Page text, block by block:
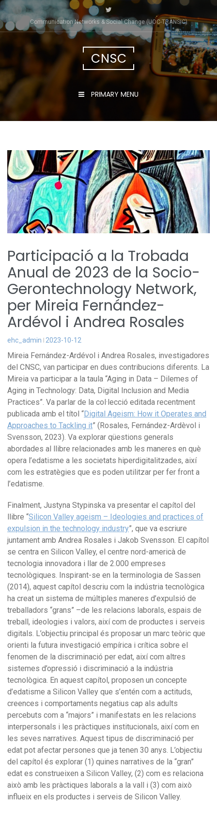
Skip
to
content
Communication Networks & Social Change (UOC-TRÀNSIC)
CNSC
PRIMARY MENU
Participació a la Trobada
Anual de 2023 de la Socio-
Gerontechnology Network,
per Mireia Fernández-
Ardévol i Andrea Rosales
ehc_admin 2023-10-12
Mireia Fernández-Ardévol i Andrea Rosales, investigadores
del CNSC, van participar en dues contribucions diferents. La
Mireia va participar a la taula “Aging in Data – Dilemes of
Aging in Technology: Data, Digital Inclusion and Media
Practices”. Va parlar de la col·lecció editada recentment
publicada amb el títol “Digital Ageism: How it Operates and
Approaches to Tackling it” (Rosales, Fernández-Ardèvol i
Svensson, 2023). Va explorar qüestions generals
abordades al llibre relacionades amb les maneres en què
opera l’edatisme a les societats hiperdigitalitzades, així
com les estratègies que es poden utilitzar per fer front a
l’edatisme.
Finalment, Justyna Stypinska va presentar el capítol del
llibre “Silicon Valley ageism – Ideologies and practices of
expulsion in the technology industry”, que va escriure
juntament amb Andrea Rosales i Jakob Svensson. El capítol
se centra en Silicon Valley, el centre nord-americà de
tecnologia innovadora i llar de 2.000 empreses
tecnològiques. Inspirant-se en la terminologia de Sassen
(2014), aquest capítol descriu com la indústria tecnològica
ha creat un sistema de múltiples maneres d’expulsió de
treballadors “grans” –de les relacions laborals, espais de
treball, ideologies i valors, així com de productes i serveis
digitals. L’objectiu principal és proposar un marc teòric que
orienti la futura investigació empírica i crítica sobre el
fenomen de la discriminació per edat, així com altres
sistemes d’opressió i discriminació a la indústria
tecnològica. En aquest capítol, proposen un concepte
d’edatisme a Silicon Valley que s’entén com a actituds,
creences i comportaments negatius cap als adults
percebuts com a “majors” i manifestats en les relacions
interpersonals i les pràctiques institucionals, així com en
les seves narratives. Aquest tipus de discriminació per
edat pot afectar persones que ja tenen 30 anys. L’objectiu
del capítol és explorar (1) quines narratives de la “gran”
edat es construeixen a Silicon Valley, (2) com es relaciona
això amb les pràctiques laborals a la vall i (3) com això
influeix en els productes i serveis de Silicon Valley.